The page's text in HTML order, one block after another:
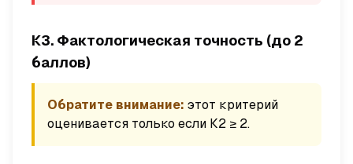
К3. Фактологическая точность (до 2
баллов)
Обратите внимание: этот критерий
оценивается только если К2 ≥ 2.